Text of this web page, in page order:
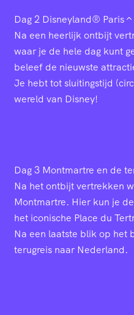
Dag 2 Disneyland® Paris
Na een heerlijk ontbijt
waar je de hele dag kunt
beleef de nieuwste
Je hebt tot sluitingstijd
wereld van Disney!
Dag 3 Montmartre en de
Na het ontbijt vertrekken
Montmartre. Hier kun je
het iconische Place du
Na een laatste blik op het
terugreis naar Nederland.